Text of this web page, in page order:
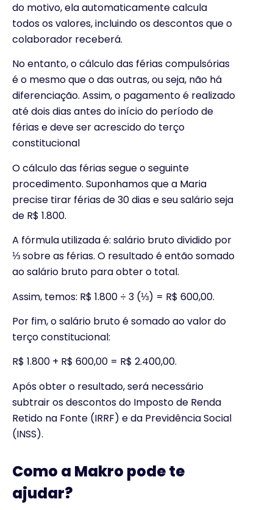
do motivo, ela automaticamente calcula
todos os valores, incluindo os descontos que o
colaborador receberá.
No entanto, o cálculo das férias compulsórias
é o mesmo que o das outras, ou seja, não há
diferenciação. Assim, o pagamento é realizado
até dois dias antes do início do período de
férias e deve ser acrescido do terço
constitucional
O cálculo das férias segue o seguinte
procedimento. Suponhamos que a Maria
precise tirar férias de 30 dias e seu salário seja
de R$ 1.800.
A fórmula utilizada é: salário bruto dividido por
⅓ sobre as férias. O resultado é então somado
ao salário bruto para obter o total.
Assim, temos: R$ 1.800 ÷ 3 (⅓) = R$ 600,00.
Por fim, o salário bruto é somado ao valor do
terço constitucional:
R$ 1.800 + R$ 600,00 = R$ 2.400,00.
Após obter o resultado, será necessário
subtrair os descontos do Imposto de Renda
Retido na Fonte (IRRF) e da Previdência Social
(INSS).
Como a Makro pode te
ajudar?